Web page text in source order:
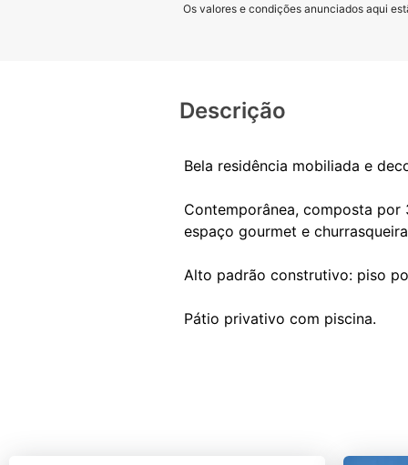
Os valores e condições anunciados aqui
Descrição
Bela residência mobiliada e
Contemporânea, composta
espaço gourmet e
Alto padrão construtivo: piso